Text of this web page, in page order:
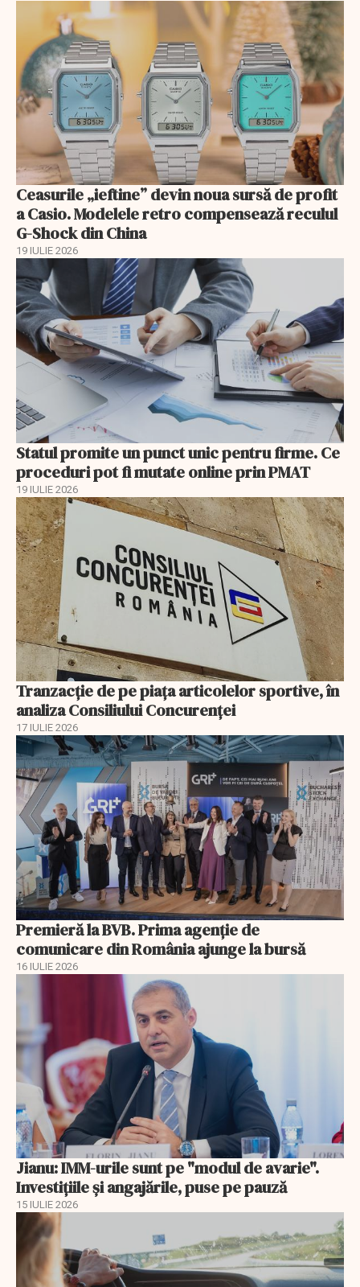
Ceasurile „ieftine” devin noua sursă de profit
a Casio. Modelele retro compensează reculul
G-Shock din China
19 IULIE 2026
Statul promite un punct unic pentru firme. Ce
proceduri pot fi mutate online prin PMAT
19 IULIE 2026
Tranzacție de pe piața articolelor sportive, în
analiza Consiliului Concurenţei
17 IULIE 2026
Premieră la BVB. Prima agenție de
comunicare din România ajunge la bursă
16 IULIE 2026
Jianu: IMM-urile sunt pe "modul de avarie".
Investițiile și angajările, puse pe pauză
15 IULIE 2026